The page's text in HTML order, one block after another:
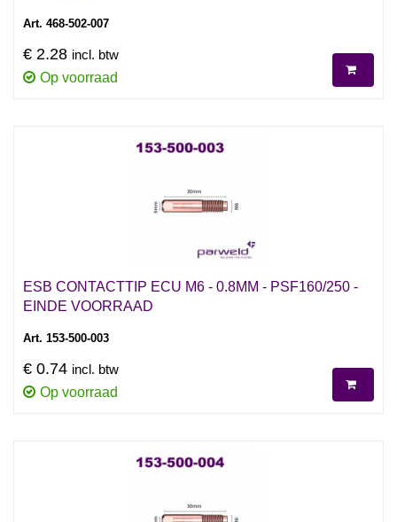
Art. 468-502-007
€ 2.28 incl. btw
Op voorraad
ESB CONTACTTIP ECU M6 - 0.8MM - PSF160/250 -
EINDE VOORRAAD
Art. 153-500-003
€ 0.74 incl. btw
Op voorraad